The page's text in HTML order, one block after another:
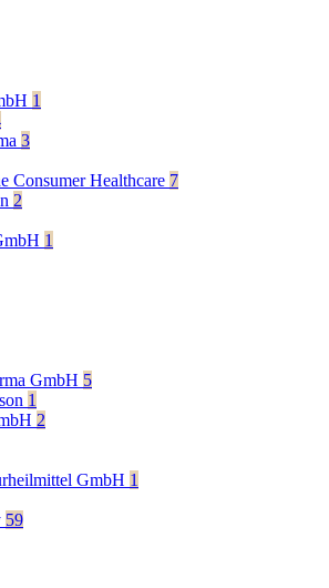
1
3
Consumer Healthcare 7
2
1
GmbH 5
1
2
GmbH 1
59